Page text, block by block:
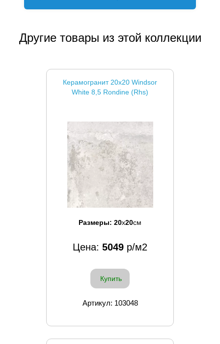
Другие товары из этой коллекции
Керамогранит 20x20 Windsor
White 8,5 Rondine (Rhs)
Размеры: 20x20см
Цена: 5049 р/м2
Купить
Артикул: 103048